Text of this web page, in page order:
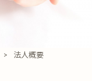
> 法人概要